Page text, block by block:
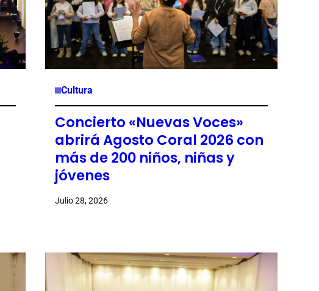
Cultura
Concierto «Nuevas Voces»
abrirá Agosto Coral 2026 con
más de 200 niños, niñas y
jóvenes
Julio 28, 2026